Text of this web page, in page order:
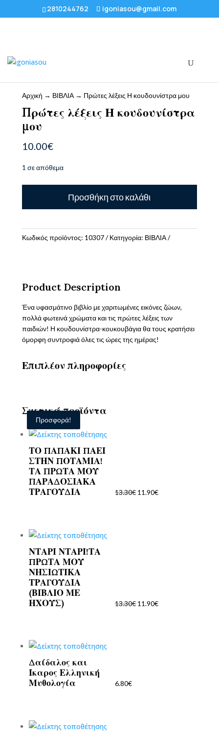
2810244762 igoniasou@gmail.com
Αρχική → ΒΙΒΛΙΑ→ Πρώτες λέξεις Η κουδουνίστρα μου
Πρώτες λέξεις Η κουδουνίστρα
μου
10.00€
1 σε απόθεμα
Η
μου
Προσθήκη στο καλάθι
Κωδικός προϊόντος: 10307 Κατηγορία: ΒΙΒΛΙΑ
Product Description
Ένα υφασμάτινο βιβλίο με χαριτωμένες εικόνες ζώων,
πολλά φωτεινά χρώματα και τις πρώτες λέξεις των
παιδιών! Η κουδουνίστρα-κουκουβάγια θα τους κρατήσει
όμορφη συντροφιά όλες τις ώρες της ημέρας!
Επιπλέον πληροφορίες
Σχετικά προϊόντα
Προσφορά!
ΤΟ ΠΑΠΑΚΙ ΠΑΕΙ
ΣΤΗΝ ΠΟΤΑΜΙΑ!
ΤΑ ΠΡΩΤΑ ΜΟΥ
ΠΑΡΑΔΟΣΙΑΚΑ
ΤΡΑΓΟΥΔΙΑ
13.30€ 13.30€.
11.90€είναι:
Προσφορά!
ΝΤΑΡΙ ΝΤΑΡΙ!ΤΑ
ΠΡΩΤΑ ΜΟΥ
ΝΗΣΙΩΤΙΚΑ
ΤΡΑΓΟΥΔΙΑ
(ΒΙΒΛΙΟ ΜΕ
ΗΧΟΥΣ)
13.30€ 11.90€11.90€.
Δαίδαλος και
Ίκαρος Ελληνική
Μυθολογία
6.80€